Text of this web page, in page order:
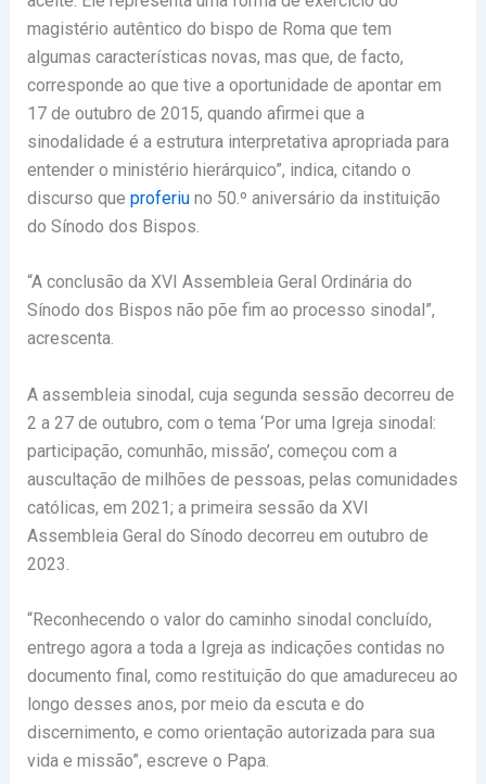
magistério autêntico do bispo de Roma que tem
algumas características novas, mas que, de facto,
corresponde ao que tive a oportunidade de apontar em
17 de outubro de 2015, quando afirmei que a
sinodalidade é a estrutura interpretativa apropriada para
entender o ministério hierárquico”, indica, citando o
discurso que proferiuno 50.º aniversário da instituição
do Sínodo dos Bispos.
“A conclusão da XVI Assembleia Geral Ordinária do
Sínodo dos Bispos não põe fim ao processo sinodal”,
acrescenta.
A assembleia sinodal, cuja segunda sessão decorreu de
2 a 27 de outubro, com o tema ‘Por uma Igreja sinodal:
participação, comunhão, missão’, começou com a
auscultação de milhões de pessoas, pelas comunidades
católicas, em 2021; a primeira sessão da XVI
Assembleia Geral do Sínodo decorreu em outubro de
2023.
“Reconhecendo o valor do caminho sinodal concluído,
entrego agora a toda a Igreja as indicações contidas no
documento final, como restituição do que amadureceu ao
longo desses anos, por meio da escuta e do
discernimento, e como orientação autorizada para sua
vida e missão”, escreve o Papa.